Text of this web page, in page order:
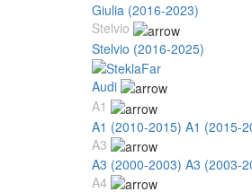
Giulia (2016-2023)
Stelvio
Stelvio (2016-2025)
Audi
A1
A1 (2010-2015) A1 (2015-
A3
A3 (2000-2003) A3 (2003-
A4